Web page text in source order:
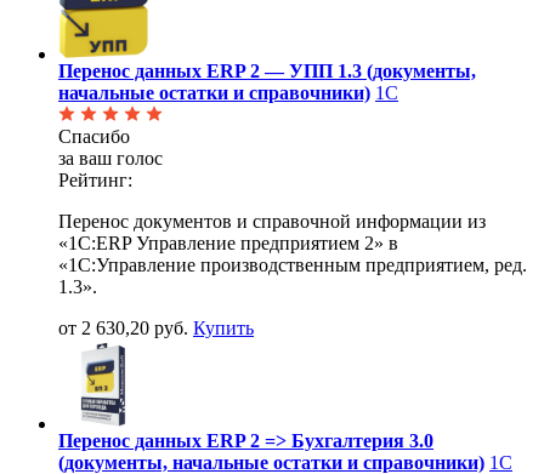
Перенос данных ERP 2 — УПП 1.3 (документы,
начальные остатки и справочники) 1С
Спасибо
за ваш голос
Рейтинг:
Перенос документов и справочной информации из
«1С:ERP Управление предприятием 2» в
«1С:Управление производственным предприятием, ред.
1.3».
от 2 630,20 руб. Купить
Перенос данных ERP 2 => Бухгалтерия 3.0
(документы, начальные остатки и справочники) 1С